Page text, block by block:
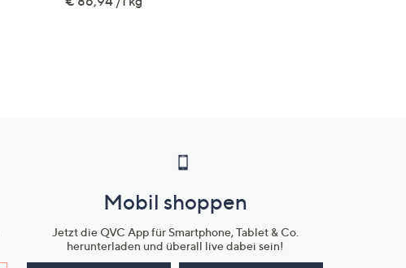
Mobil shoppen
Jetzt die QVC App für Smartphone, Tablet & Co.
herunterladen und überall live dabei sein!